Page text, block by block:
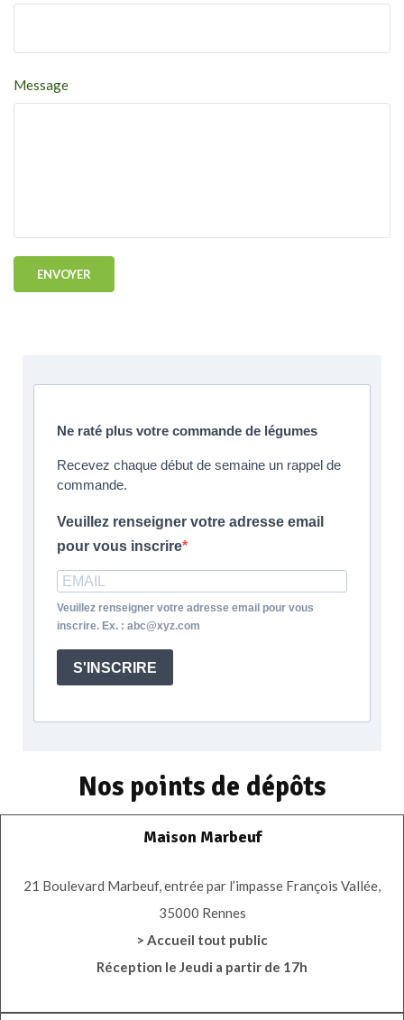
Message
Ne raté plus votre commande de légumes
Recevez chaque début de semaine un rappel de
commande.
Veuillez renseigner votre adresse email
pour vous inscrire
Veuillez renseigner votre adresse email pour vous
inscrire. Ex. : abc@xyz.com
S'INSCRIRE
Nos points de dépôts
Maison Marbeuf
21 Boulevard Marbeuf, entrée par l’impasse François Vallée,
35000 Rennes
> Accueil tout public
Réception le Jeudi a partir de 17h